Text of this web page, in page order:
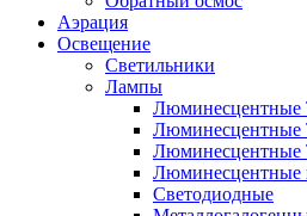
Аэрация
Освещение
Светильники
Лампы
Люминесцентные
Люминесцентные
Люминесцентные
Люминесцентные
Светодиодные